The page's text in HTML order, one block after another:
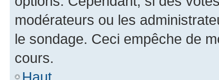
modérateurs ou les
le sondage. Ceci empêche de
cours.
Haut